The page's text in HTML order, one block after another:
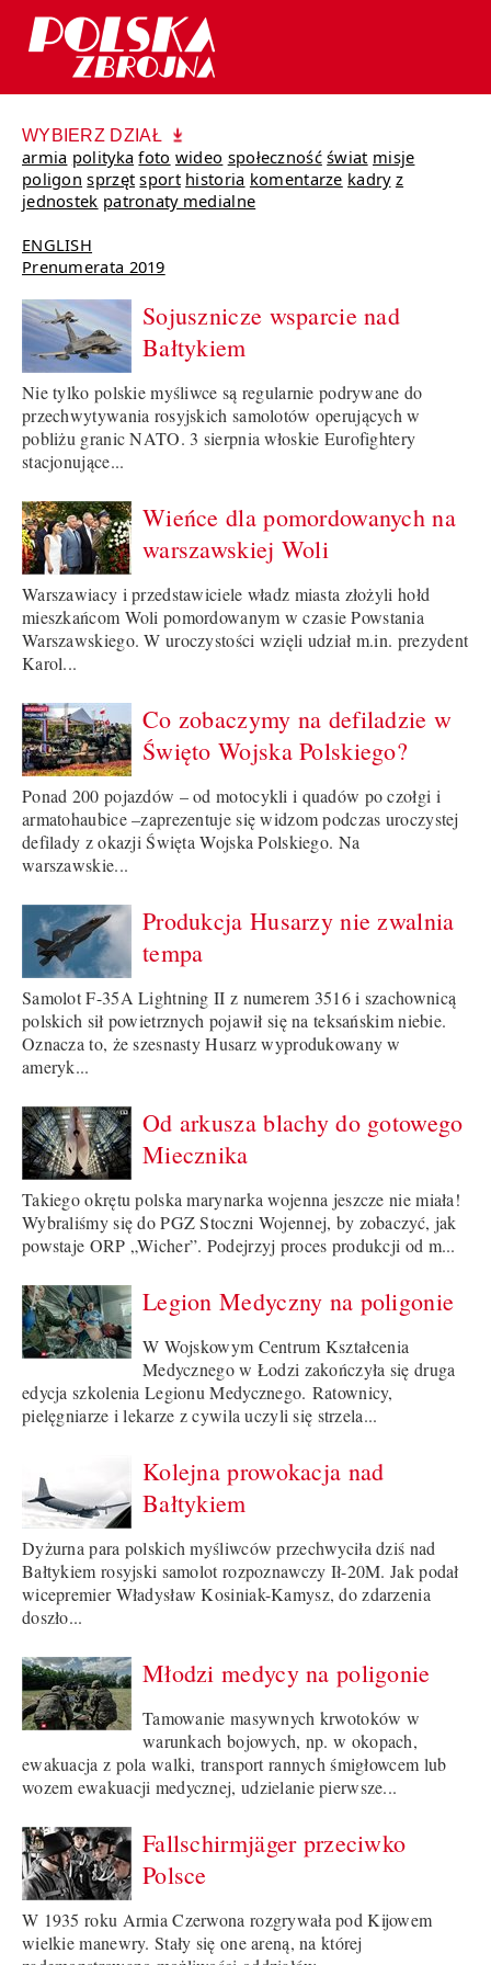
WYBIERZ DZIAŁ
armia polityka foto wideo społeczność świat misje
poligon sprzęt sport historia komentarze kadry z
jednostek patronaty medialne
ENGLISH
Prenumerata 2019
Sojusznicze wsparcie nad
Bałtykiem
Nie tylko polskie myśliwce są regularnie podrywane do
przechwytywania rosyjskich samolotów operujących w
pobliżu granic NATO. 3 sierpnia włoskie Eurofightery
stacjonujące...
Wieńce dla pomordowanych na
warszawskiej Woli
Warszawiacy i przedstawiciele władz miasta złożyli hołd
mieszkańcom Woli pomordowanym w czasie Powstania
Warszawskiego. W uroczystości wzięli udział m.in. prezydent
Karol...
Co zobaczymy na defiladzie w
Święto Wojska Polskiego?
Ponad 200 pojazdów – od motocykli i quadów po czołgi i
armatohaubice –zaprezentuje się widzom podczas uroczystej
defilady z okazji Święta Wojska Polskiego. Na
warszawskie...
Produkcja Husarzy nie zwalnia
tempa
Samolot F-35A Lightning II z numerem 3516 i szachownicą
polskich sił powietrznych pojawił się na teksańskim niebie.
Oznacza to, że szesnasty Husarz wyprodukowany w
ameryk...
Od arkusza blachy do gotowego
Miecznika
Takiego okrętu polska marynarka wojenna jeszcze nie miała!
Wybraliśmy się do PGZ Stoczni Wojennej, by zobaczyć, jak
powstaje ORP „Wicher”. Podejrzyj proces produkcji od m...
Legion Medyczny na poligonie
W Wojskowym Centrum Kształcenia
Medycznego w Łodzi zakończyła się druga
edycja szkolenia Legionu Medycznego. Ratownicy,
pielęgniarze i lekarze z cywila uczyli się strzela...
Kolejna prowokacja nad
Bałtykiem
Dyżurna para polskich myśliwców przechwyciła dziś nad
Bałtykiem rosyjski samolot rozpoznawczy Ił-20M. Jak podał
wicepremier Władysław Kosiniak-Kamysz, do zdarzenia
doszło...
Młodzi medycy na poligonie
Tamowanie masywnych krwotoków w
warunkach bojowych, np. w okopach,
ewakuacja z pola walki, transport rannych śmigłowcem lub
wozem ewakuacji medycznej, udzielanie pierwsze...
Fallschirmjäger przeciwko
Polsce
W 1935 roku Armia Czerwona rozgrywała pod Kijowem
wielkie manewry. Stały się one areną, na której